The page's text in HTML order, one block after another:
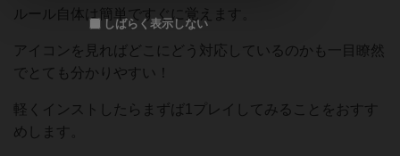
ルール自体は簡単ですぐに覚えます。
アイコンを見ればどこにどう対応しているのかも一目瞭然
でとても分かりやすい！
軽くインストしたらまずば1プレイしてみることをおすす
めします。
しばらく表示しない